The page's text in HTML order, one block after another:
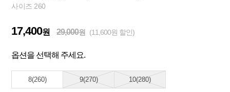
사이즈 260
17,400원 29,000원 (11,600원 할인)
옵션을 선택해 주세요.
8(260) 9(270) 10(280)